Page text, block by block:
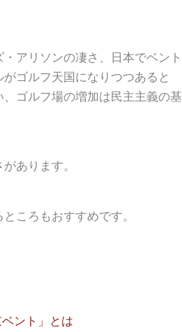
アリソンの凄さ、日本でベント
ゴルフ天国になりつつあると
ゴルフ場の増加は民主主義の基
あります。
ころもおすすめです。
ント」とは